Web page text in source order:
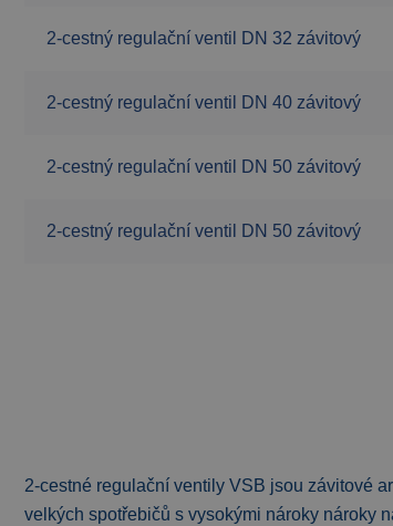
2-cestný regulační ventil DN 32 závitový
2-cestný regulační ventil DN 40 závitový
2-cestný regulační ventil DN 50 závitový
2-cestný regulační ventil DN 50 závitový
2-cestné regulační ventily VSB jsou závitové
velkých spotřebičů s vysokými nároky nároky